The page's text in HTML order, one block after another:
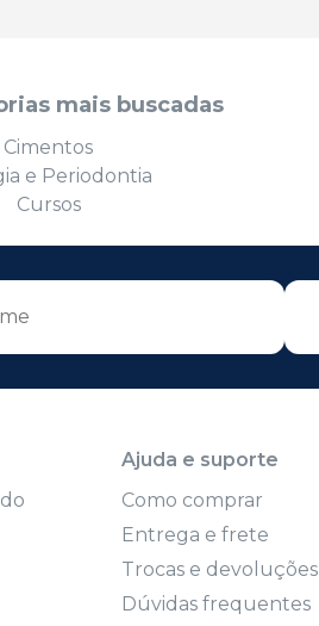
mais buscadas
Cimentos
e Periodontia
Cursos
Ajuda e suporte
Como comprar
Entrega e frete
Trocas e devoluções
Dúvidas frequentes